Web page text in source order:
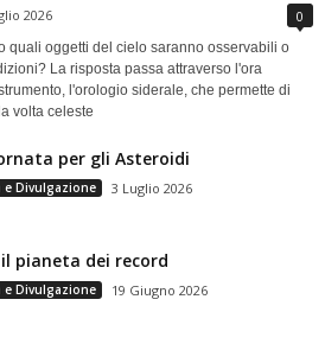
2026 0
quali oggetti del cielo saranno osservabili o
La risposta passa attraverso l'ora
l'orologio siderale, che permette di
volta celeste
per gli Asteroidi
e Divulgazione 3 Luglio 2026
pianeta dei record
e Divulgazione 19 Giugno 2026